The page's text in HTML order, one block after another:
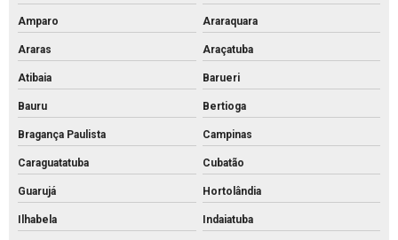
Piso de encaixe concreto
Piso intertravado 16 faces 8 cm
Piso intertravado 16 faces
Piso intertravado bloquete
Piso intertravado de concreto para calçadas
Piso intertravado de concreto preço m2
Piso intertravado de concreto preço
Piso intertravado de concreto retangular
Amparo Araraquara
Araras Araçatuba
Atibaia Barueri
Bauru Bertioga
Bragança Paulista Campinas
Caraguatatuba Cubatão
Guarujá Hortolândia
Ilhabela Indaiatuba